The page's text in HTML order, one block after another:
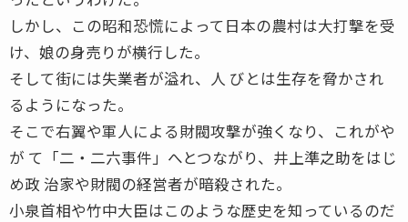
しかし、この昭和恐慌によって日本の農村は大打撃を受
け、娘の身売りが横行した。
そして街には失業者が溢れ、人 びとは生存を脅かされ
るようになった。
そこで右翼や軍人による財閥攻撃が強くなり、これがや
が て「二・二六事件」へとつながり、井上準之助をはじ
め政 治家や財閥の経営者が暗殺された。
小泉首相や竹中大臣はこのような歴史を知っているのだ